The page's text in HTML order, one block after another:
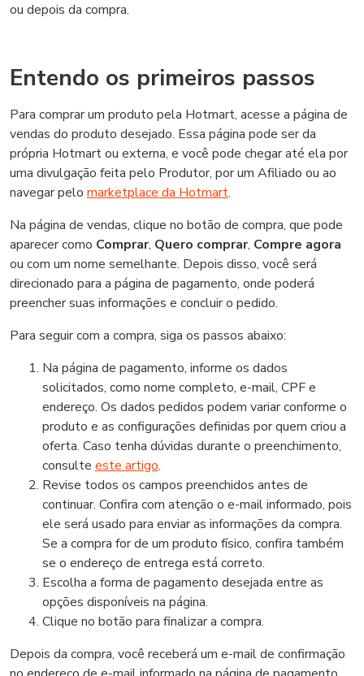
ou depois da compra.
Entendo os primeiros passos
Para comprar um produto pela Hotmart, acesse a página de
vendas do produto desejado. Essa página pode ser da
própria Hotmart ou externa, e você pode chegar até ela por
uma divulgação feita pelo Produtor, por um Afiliado ou ao
navegar pelo marketplace da Hotmart.
Na página de vendas, clique no botão de compra, que pode
aparecer como Comprar, Quero comprar, Compre agora
ou com um nome semelhante. Depois disso, você será
direcionado para a página de pagamento, onde poderá
preencher suas informações e concluir o pedido.
Para seguir com a compra, siga os passos abaixo:
Na página de pagamento, informe os dados
solicitados, como nome completo, e-mail, CPF e
endereço. Os dados pedidos podem variar conforme o
produto e as configurações definidas por quem criou a
oferta. Caso tenha dúvidas durante o preenchimento,
consulte este artigo.
Revise todos os campos preenchidos antes de
continuar. Confira com atenção o e-mail informado, pois
ele será usado para enviar as informações da compra.
Se a compra for de um produto físico, confira também
se o endereço de entrega está correto.
Escolha a forma de pagamento desejada entre as
opções disponíveis na página.
Clique no botão para finalizar a compra.
Depois da compra, você receberá um e-mail de confirmação